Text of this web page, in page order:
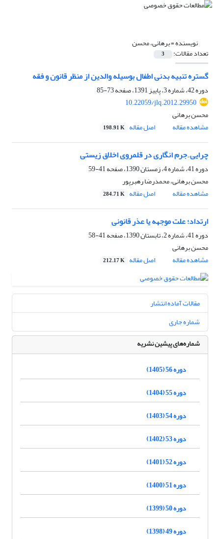
نویسنده =برهانی، محسن
تعداد مقالات: 3
گستره تنبیه بدنی اطفال بوسیله والدین از منظر قانون و فقه
دوره 42، شماره 3، پاییز 1391، صفحه
73-85
10.22059/jlq.2012.29950
محسن برهانی
مشاهده مقاله
اصل مقاله 198.91 K
چرایی ِ جرم انگاری در قلمروی اخلاق زیستی
دوره 41، شماره 4، زمستان 1390، صفحه
41-59
محسن برهانی، محمدرضا رهبرپور
مشاهده مقاله
اصل مقاله 284.71 K
ارتداد؛ علت موجهه یا عذر قانونی
دوره 41، شماره 2، تابستان 1390، صفحه
41-58
محسن برهانی
مشاهده مقاله
اصل مقاله 212.17 K
مقالات آماده انتشار
شماره جاری
شماره‌های پیشین نشریه
دوره 56 (1405)
دوره 55 (1404)
دوره 54 (1403)
دوره 53 (1402)
دوره 52 (1401)
دوره 51 (1400)
دوره 50 (1399)
دوره 49 (1398)